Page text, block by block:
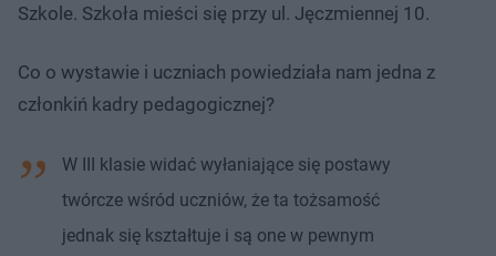
Szkole. Szkoła mieści się przy ul. Jęczmiennej 10.
Co o wystawie i uczniach powiedziała nam jedna z
członkiń kadry pedagogicznej?
W III klasie widać wyłaniające się postawy
twórcze wśród uczniów, że ta tożsamość
jednak się kształtuje i są one w pewnym